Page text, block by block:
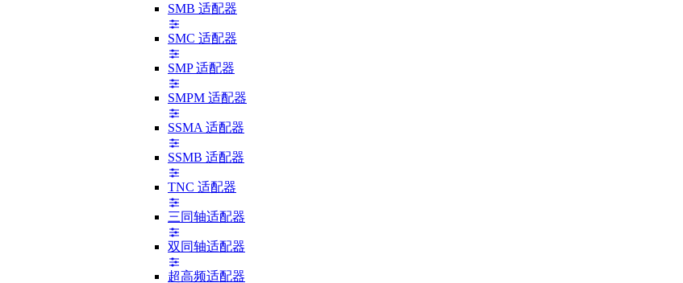
SMB 适配器
SMC 适配器
SMP 适配器
SMPM 适配器
SSMA 适配器
SSMB 适配器
TNC 适配器
三同轴适配器
双同轴适配器
超高频适配器